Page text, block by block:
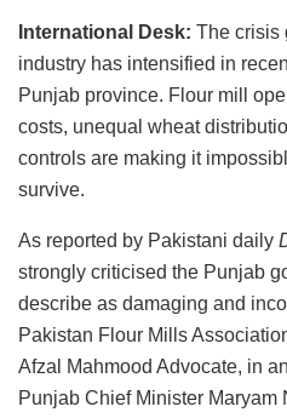
International Desk: The crisis
industry has intensified in
Punjab province. Flour mill
costs, unequal wheat
controls are making it
survive.
As reported by Pakistani daily
strongly criticised the Punjab
describe as damaging and
Pakistan Flour Mills
Afzal Mahmood Advocate, in
Punjab Chief Minister Maryam